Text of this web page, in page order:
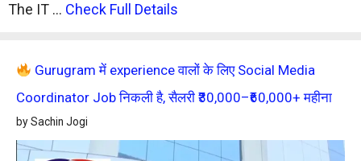
The IT … Check Full Details
Gurugram में experience वालों के लिए Social Media
Coordinator Job निकली है, सैलरी ₹30,000–₹60,000+ महीना
by Sachin Jogi